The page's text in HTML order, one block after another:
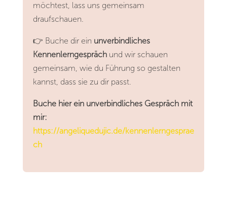
möchtest, lass uns gemeinsam
draufschauen.
👉 Buche dir ein unverbindliches
Kennenlerngesprächund wir schauen
gemeinsam, wie du Führung so gestalten
kannst, dass sie zu dir passt.
Buche hier ein unverbindliches Gespräch mit
mir:
https://angeliquedujic.de/kennenlerngesprae
ch